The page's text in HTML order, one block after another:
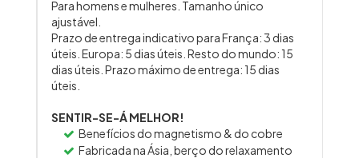
Para homens e mulheres. Tamanho único
ajustável.
Prazo de entrega indicativo para França: 3 dias
úteis. Europa: 5 dias úteis. Resto do mundo: 15
dias úteis. Prazo máximo de entrega: 15 dias
úteis.
SENTIR-SE-Á MELHOR!
Benefícios do magnetismo & do cobre
Fabricada na Ásia, berço do relaxamento